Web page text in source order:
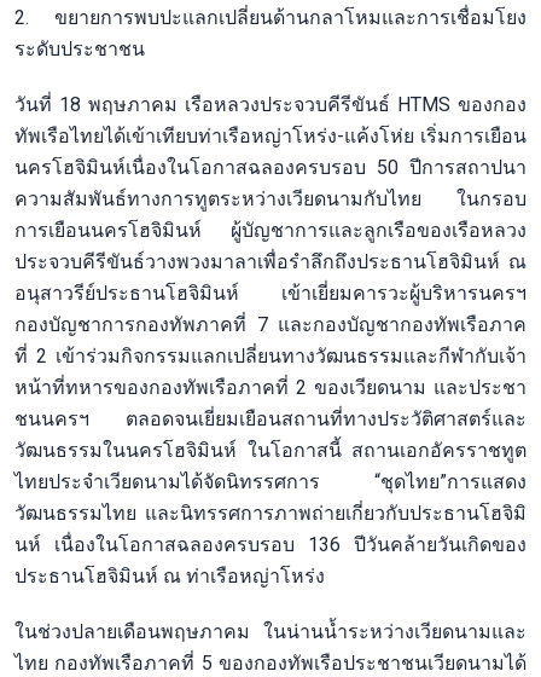
2. ขยายการพบปะแลกเปลี่ยนด้านกลาโหมและการเชื่อมโยง
ระดับประชาชน
วันที่ 18 พฤษภาคม เรือหลวงประจวบคีรีขันธ์ HTMS ของกอง
ทัพเรือไทยได้เข้าเทียบท่าเรือหญ่าโหร่ง-แค้งโห่ย เริ่มการเยือน
นครโฮจิมินห์เนื่องในโอกาสฉลองครบรอบ 50 ปีการสถาปนา
ความสัมพันธ์ทางการทูตระหว่างเวียดนามกับไทย ในกรอบ
การเยือนนครโฮจิมินห์ ผู้บัญชาการและลูกเรือของเรือหลวง
ประจวบคีรีขันธ์วางพวงมาลาเพื่อรำลึกถึงประธานโฮจิมินห์ ณ
อนุสาวรีย์ประธานโฮจิมินห์ เข้าเยี่ยมคารวะผู้บริหารนครฯ
กองบัญชาการกองทัพภาคที่ 7 และกองบัญชากองทัพเรือภาค
ที่ 2 เข้าร่วมกิจกรรมแลกเปลี่ยนทางวัฒนธรรมและกีฬากับเจ้า
หน้าที่ทหารของกองทัพเรือภาคที่ 2 ของเวียดนาม และประชา
ชนนครฯ ตลอดจนเยี่ยมเยือนสถานที่ทางประวัติศาสตร์และ
วัฒนธรรมในนครโฮจิมินห์ ในโอกาสนี้ สถานเอกอัครราชทูต
ไทยประจำเวียดนามได้จัดนิทรรศการ “ชุดไทย”การแสดง
วัฒนธรรมไทย และนิทรรศการภาพถ่ายเกี่ยวกับประธานโฮจิมิ
นห์ เนื่องในโอกาสฉลองครบรอบ 136 ปีวันคล้ายวันเกิดของ
ประธานโฮจิมินห์ ณ ท่าเรือหญ่าโหร่ง
ในช่วงปลายเดือนพฤษภาคม ในน่านน้ำระหว่างเวียดนามและ
ไทย กองทัพเรือภาคที่ 5 ของกองทัพเรือประชาชนเวียดนามได้